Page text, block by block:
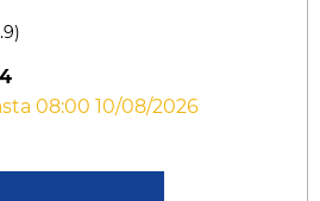
08:00 10/08/2026